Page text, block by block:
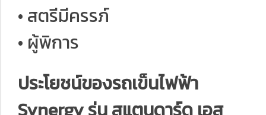
• สตรีมีครรภ์
• ผู้พิการ
ประโยชน์ของรถเข็นไฟฟ้า